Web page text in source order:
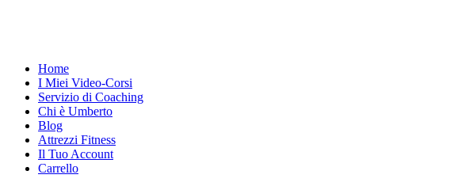
Home
I Miei Video-Corsi
Servizio di Coaching
Chi è Umberto
Blog
Attrezzi Fitness
Il Tuo Account
Carrello